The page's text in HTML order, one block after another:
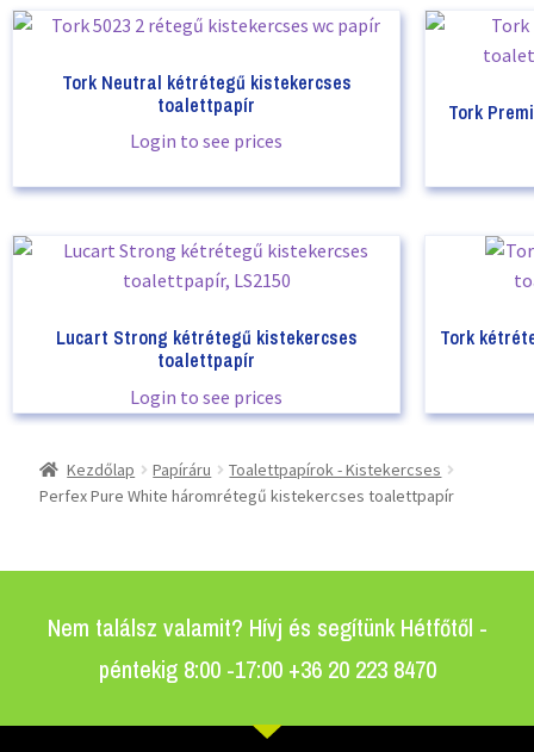
Tork Neutral kétrétegű kistekercses
toalettpapír
Login to see prices
Tork
Lucart Strong kétrétegű kistekercses
toalettpapír
Login to see prices
Tork
Kezdőlap Papíráru
Toalettpapírok - Kistekercses
Perfex Pure White háromrétegű kistekercses toalettpapír
Nem találsz valamit? Hívj és segítünk Hétfőtől -
péntekig 8:00 -17:00 +36 20 223 8470